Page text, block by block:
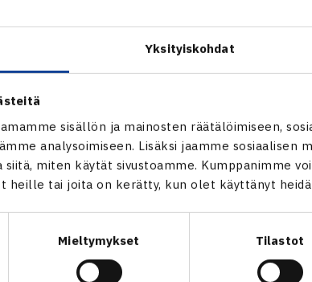
Yksityiskohdat
sisällön ja mainosten räätälöimiseen,
analysoimiseen. Lisäksi jaamme sosiaalisen
miten käytät sivustoamme. Kumppanimme
heille tai joita on kerätty, kun olet käyttänyt
Mieltymykset Tilastot
17.2.2022 | 12:33
1. Fazer JGP
LUE LISÄÄ →